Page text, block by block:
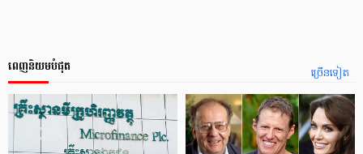
ច្រើនទៀត
ពេញនិយមបំផុត